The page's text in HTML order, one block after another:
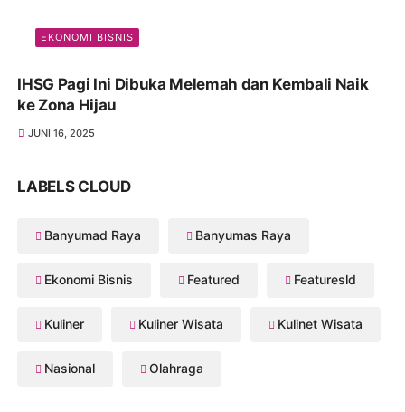
EKONOMI BISNIS
IHSG Pagi Ini Dibuka Melemah dan Kembali Naik
ke Zona Hijau
JUNI 16, 2025
LABELS CLOUD
Banyumad Raya Banyumas Raya
Ekonomi Bisnis Featured Featuresld
Kuliner Kuliner Wisata Kulinet Wisata
Nasional Olahraga